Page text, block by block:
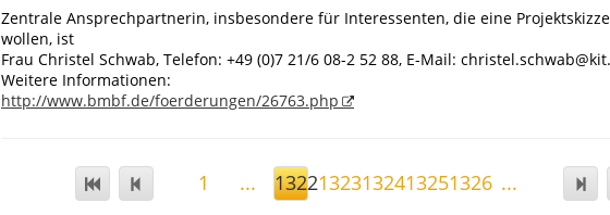
Zentrale Ansprechpartnerin, insbesondere für Interessenten, die eine
wollen, ist
Frau Christel Schwab, Telefon: +49 (0)7 21/6 08-2 52 88, E-Mail:
Weitere Informationen:
http://www.bmbf.de/foerderungen/26763.php
1 ... 13221323132413251326 ...